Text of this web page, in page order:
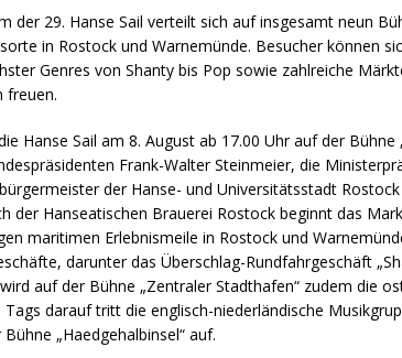
der 29. Hanse Sail verteilt sich auf insgesamt neun
in Rostock und Warnemünde. Besucher können
Genres von Shanty bis Pop sowie zahlreiche
freuen.
Hanse Sail am 8. August ab 17.00 Uhr auf der Bühne
Frank-Walter Steinmeier, die
der Hanse- und Universitätsstadt
der Hanseatischen Brauerei Rostock beginnt das
maritimen Erlebnismeile in Rostock und
darunter das Überschlag-Rundfahrgeschäft
auf der Bühne „Zentraler Stadthafen“ zudem die
Tags darauf tritt die englisch-niederländische
„Haedgehalbinsel“ auf.